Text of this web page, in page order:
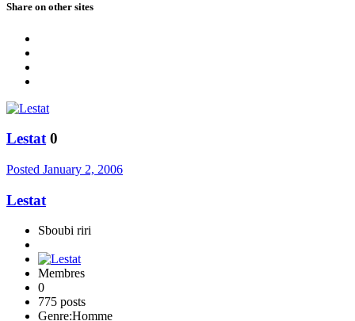
Share on other sites
Lestat 0
Posted January 2, 2006
Lestat
Sboubi riri
Membres
0
775 posts
Genre:Homme